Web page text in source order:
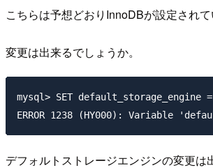
こちらは予想どおりInnoDBが設定されて
変更は出来るでしょうか。
mysql> SET default_storage_engine =
デフォルトストレージエンジンの変更は